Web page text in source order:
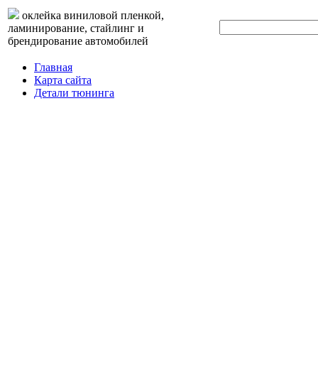
оклейка виниловой пленкой,
ламинирование, стайлинг и
брендирование автомобилей
Главная
Карта сайта
Детали тюнинга